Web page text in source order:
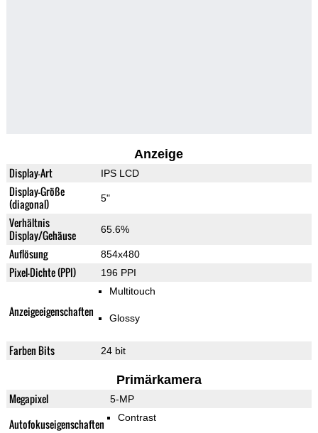
Anzeige
Display-Art IPS LCD
Display-Größe
(diagonal)
5"
Verhältnis
Display/Gehäuse
65.6%
Auflösung 854x480
Pixel-Dichte (PPI) 196 PPI
Anzeigeeigenschaften
Multitouch
Glossy
Farben Bits 24 bit
Primärkamera
Megapixel 5-MP
Autofokuseigenschaften Contrast